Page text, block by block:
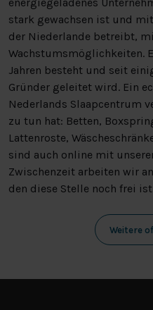
energiegeladenes
stark gewachsen ist und
der Niederlande betreibt,
Wachstumsmöglichkeiten.
Jahren besteht und seit
Gründer geleitet wird. Ein
Nederlands Slaapcentrum
zu tun hat: Betten,
Lattenroste,
sind auch online mit
Zwischenzeit arbeiten wir
den diese Stelle noch frei
Weitere